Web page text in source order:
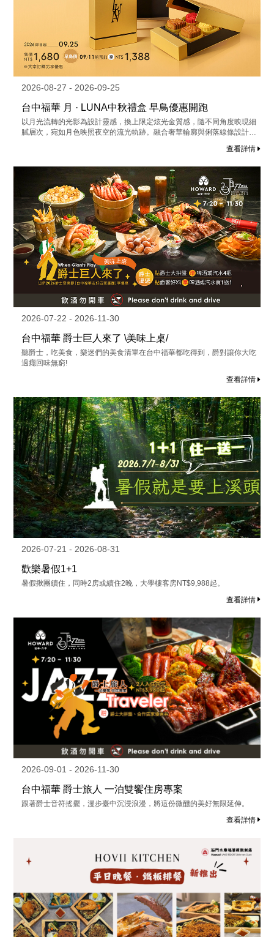
2026-08-27 - 2026-09-25
台中福華 月 · LUNA中秋禮盒 早鳥優惠開跑
以月光流轉的光影為設計靈感，換上限定炫光金質感，隨不同角度映現細
膩層次，宛如月色映照夜空的流光軌跡。融合奢華輪廓與俐落線條設計，
查看詳情
2026-07-22 - 2026-11-30
台中福華 爵士巨人來了 \美味上桌/
聽爵士，吃美食，樂迷們的美食清單在台中福華都吃得到，爵對讓你大吃
過癮回味無窮!
查看詳情
2026-07-21 - 2026-08-31
歡樂暑假1+1
暑假揪團續住，同時2房或續住2晚，大學樓客房NT$9,988起。
查看詳情
2026-09-01 - 2026-11-30
台中福華 爵士旅人 一泊雙饗住房專案
跟著爵士音符搖擺，漫步臺中沉浸浪漫，將這份微醺的美好無限延伸。
查看詳情